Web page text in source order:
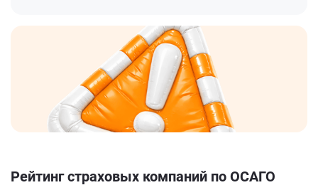
Рейтинг страховых компаний по ОСАГО